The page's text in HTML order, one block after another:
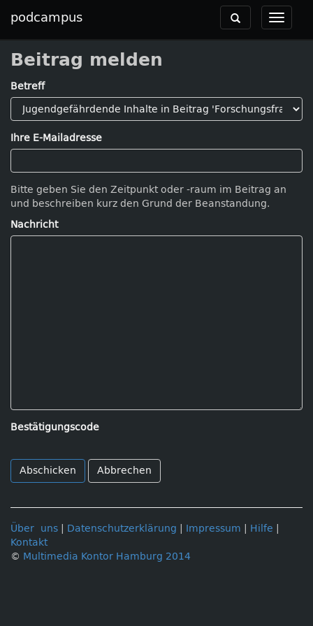
podcampus
Toggle
Toggle
navigation
Beitrag melden
Betreff
Ihre E-Mailadresse
Bitte geben Sie den Zeitpunkt oder -raum im Beitrag an
und beschreiben kurz den Grund der Beanstandung.
Nachricht
Bestätigungscode
Abbrechen
Über uns Datenschutzerklärung Impressum Hilfe
Kontakt
© Multimedia Kontor Hamburg 2014